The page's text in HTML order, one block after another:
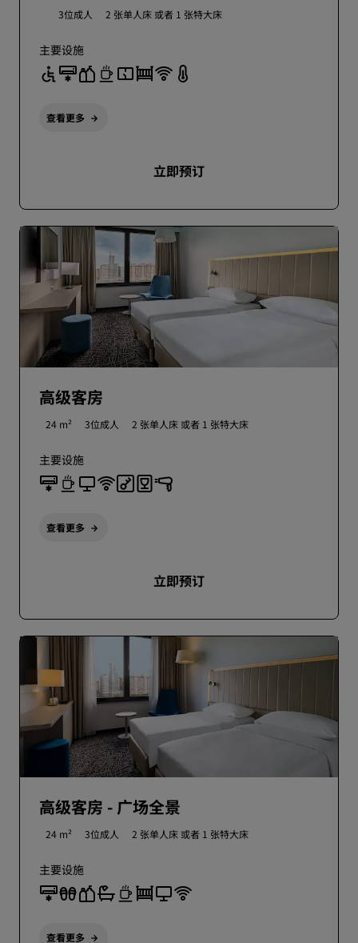
3位成人 2 张单人床 或者 1 张特大床
主要设施
查看更多
立即预订
高级客房
24 m² 3位成人 2 张单人床 或者 1 张特大床
主要设施
查看更多
立即预订
高级客房 - 广场全景
24 m² 3位成人 2 张单人床 或者 1 张特大床
主要设施
查看更多